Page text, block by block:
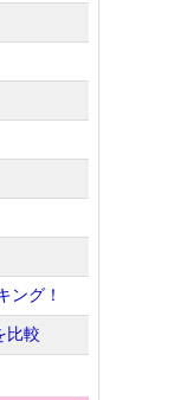
ング！
比較